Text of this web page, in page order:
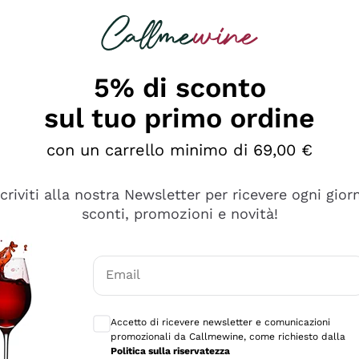
diversi e con un ampio range di prezzo. Le
5% di sconto
sul tuo primo ordine
con un carrello minimo di 69,00 €
alla nostra Newsletter per ricevere ogni
sconti, promozioni e novità!
Email
Accetto di ricevere newsletter e comunicazioni
promozionali da Callmewine, come richiesto dalla
Politica sulla riservatezza